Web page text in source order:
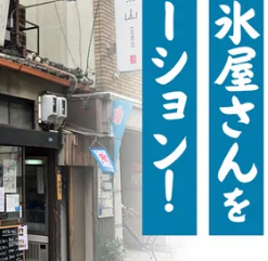
書籍・雑誌出版
チャレンジ
CAMPFIRE for Social Good
CAMPFIREふるさと納税